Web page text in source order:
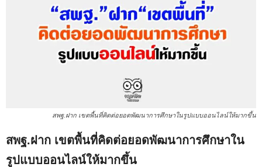
สพฐ.ฝาก เขตพื้นที่คิดต่อยอดพัฒนาการศึกษาในรูปแบบออนไลน์ให้มากขึ้น
สพฐ.ฝาก เขตพื้นที่คิดต่อยอดพัฒนาการศึกษาใน
รูปแบบออนไลน์ให้มากขึ้น